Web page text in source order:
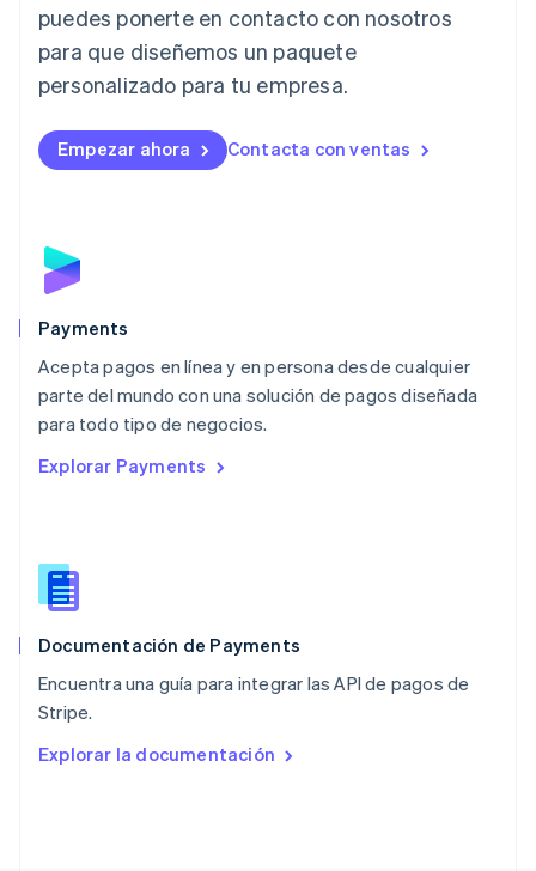
puedes ponerte en contacto con nosotros
para que diseñemos un paquete
personalizado para tu empresa.
Empezar ahora Contacta con ventas
Payments
Acepta pagos en línea y en persona desde cualquier
parte del mundo con una solución de pagos diseñada
para todo tipo de negocios.
Explorar Payments
Documentación de Payments
Encuentra una guía para integrar las API de pagos de
Stripe.
Explorar la documentación
Letonia
Liechtenstein
DeutschEnglish
English
Luxemburgo
Malta
English
EspañolEnglish
English
Nueva Zelandia
English
NederlandsEnglish
Português
RAE de Hong Kong, China
Reino Unido
República Checa
English
English